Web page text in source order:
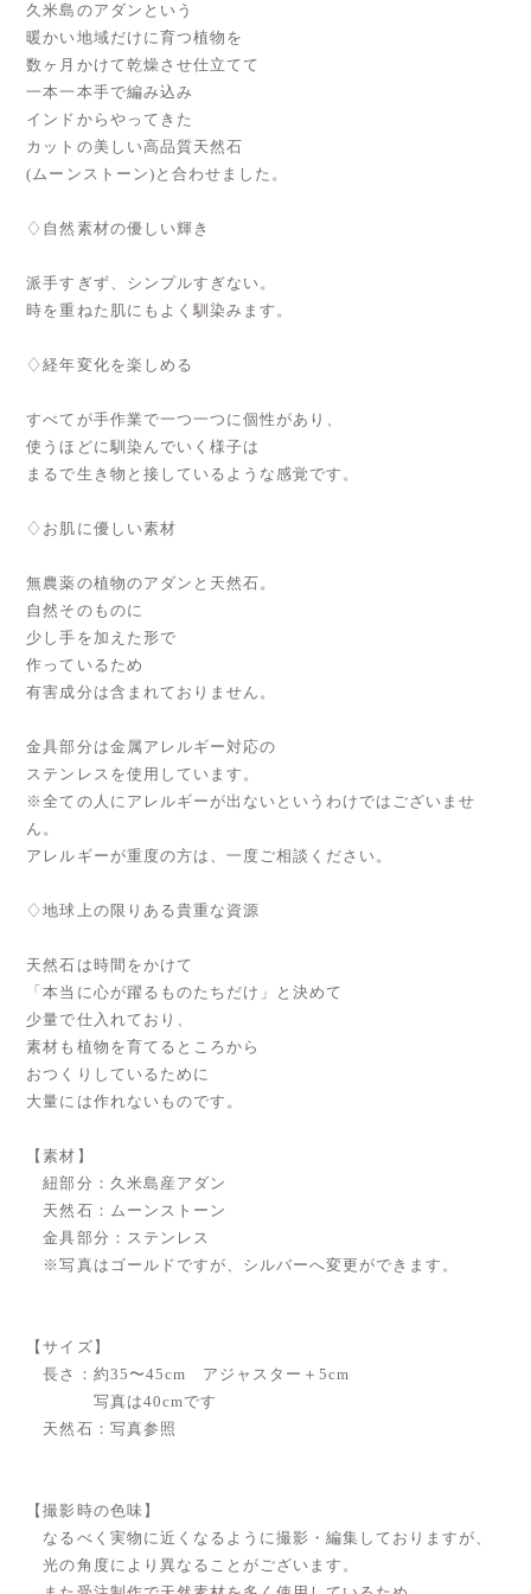
久米島のアダンという
暖かい地域だけに育つ植物を
数ヶ月かけて乾燥させ仕立てて
一本一本手で編み込み
インドからやってきた
カットの美しい高品質天然石
(ムーンストーン)と合わせました。
♢自然素材の優しい輝き
派手すぎず、シンプルすぎない。
時を重ねた肌にもよく馴染みます。
♢経年変化を楽しめる
すべてが手作業で一つ一つに個性があり、
使うほどに馴染んでいく様子は
まるで生き物と接しているような感覚です。
♢お肌に優しい素材
無農薬の植物のアダンと天然石。
自然そのものに
少し手を加えた形で
作っているため
有害成分は含まれておりません。
金具部分は金属アレルギー対応の
ステンレスを使用しています。
※全ての人にアレルギーが出ないというわけではございませ
ん。
アレルギーが重度の方は、一度ご相談ください。
♢地球上の限りある貴重な資源
天然石は時間をかけて
「本当に心が躍るものたちだけ」と決めて
少量で仕入れており、
素材も植物を育てるところから
おつくりしているために
大量には作れないものです。
【素材】
紐部分：久米島産アダン
天然石：ムーンストーン
金具部分：ステンレス
※写真はゴールドですが、シルバーへ変更ができます。
【サイズ】
長さ：約35〜45cm アジャスター＋5cm
写真は40cmです
天然石：写真参照
【撮影時の色味】
なるべく実物に近くなるように撮影・編集しておりますが、
光の角度により異なることがございます。